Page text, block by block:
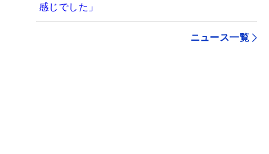
感じでした」
ニュース一覧